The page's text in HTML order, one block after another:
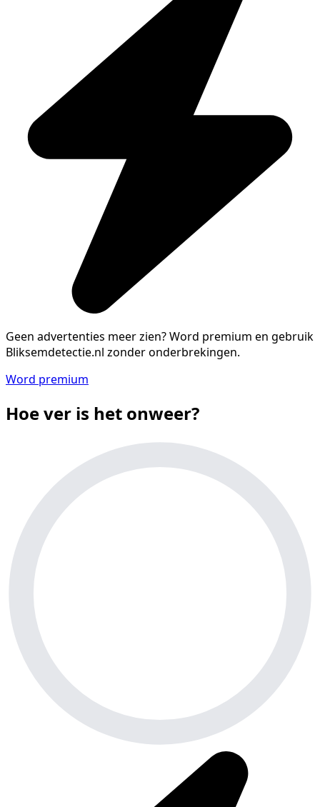
Geen advertenties meer zien?Word premium en gebruik
Bliksemdetectie.nl zonder onderbrekingen.
Word premium
Hoe ver is het onweer?